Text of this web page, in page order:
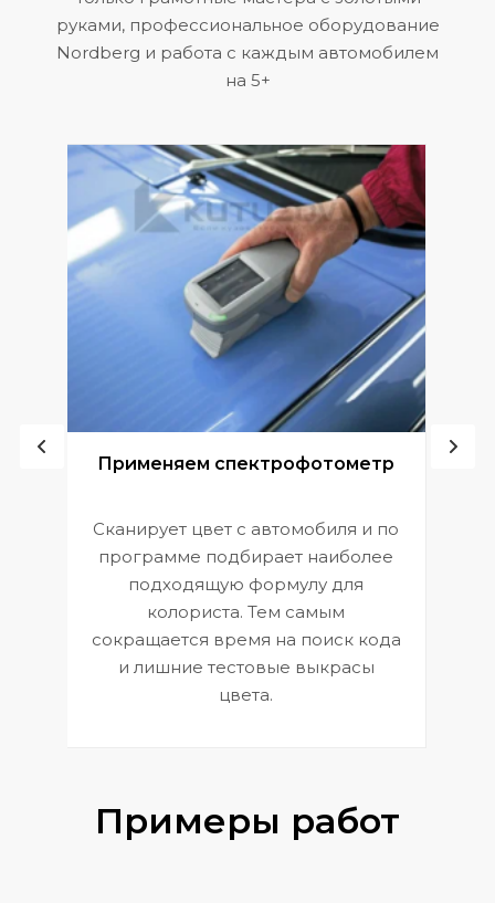
руками, профессиональное оборудование
Nordberg и работа с каждым автомобилем
на 5+
Применяем спектрофотометр
Сканирует цвет с автомобиля и по
программе подбирает наиболее
подходящую формулу для
колориста. Тем самым
сокращается время на поиск кода
и лишние тестовые выкрасы
цвета.
Примеры работ